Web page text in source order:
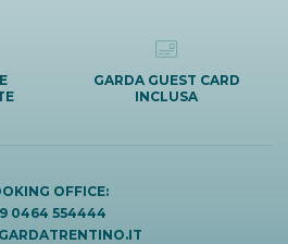
GARDA GUEST CARD
INCLUSA
OFFICE:
0464 554444